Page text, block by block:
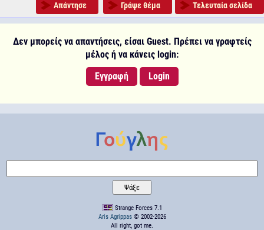
Απάντησε Γράψε θέμα Τελευταία σελίδα
Δεν μπορείς να απαντήσεις, είσαι Guest. Πρέπει να γραφτείς
μέλος ή να κάνεις login:
Εγγραφή
Login
Strange Forces 7.1
Aris Agrippas© 2002-2026
All right, got me.